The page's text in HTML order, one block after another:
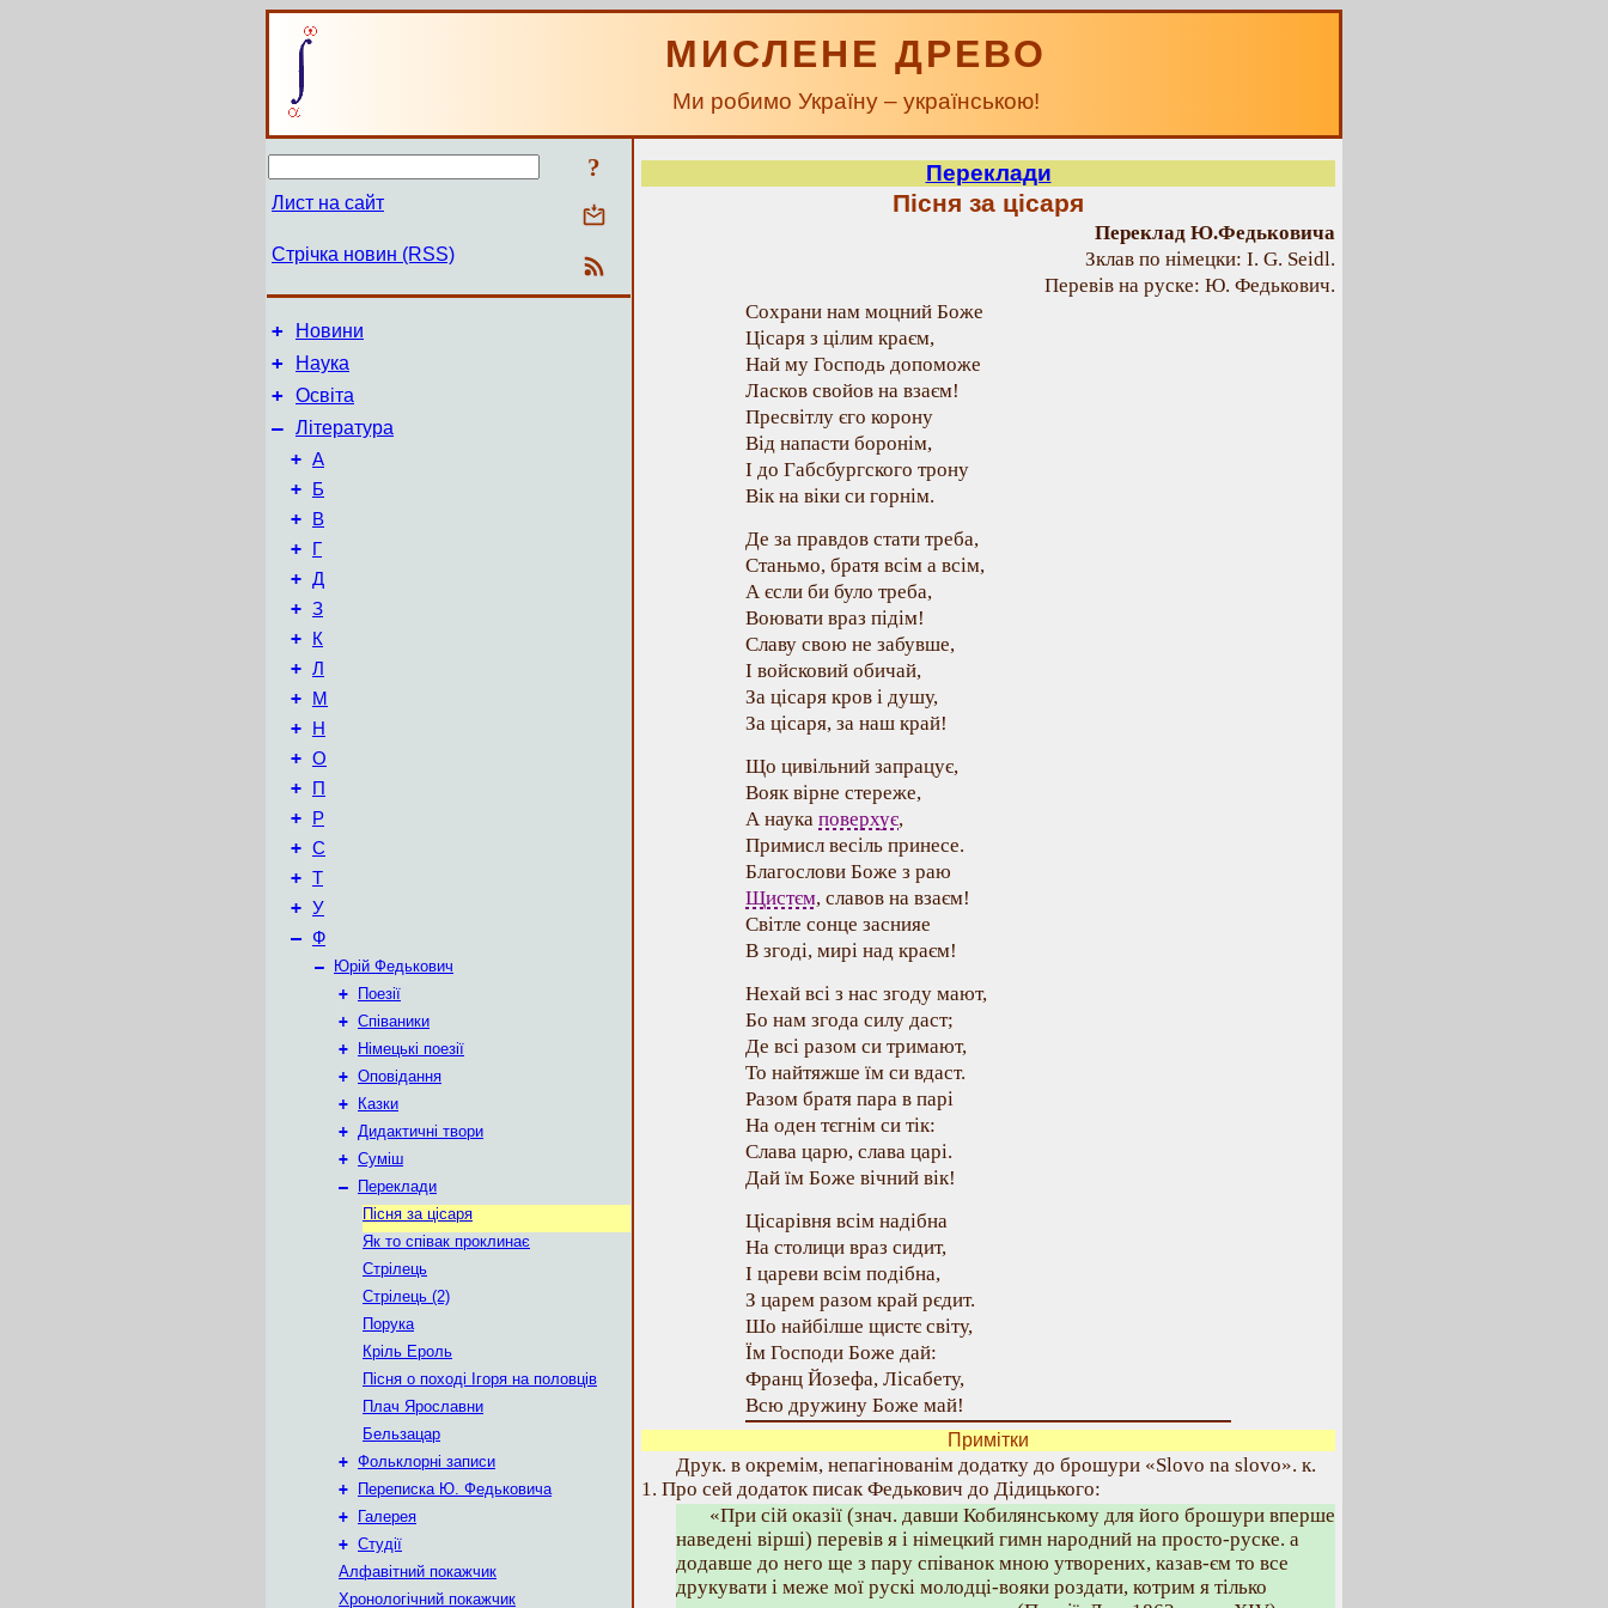
МИСЛЕНЕ ДРЕВО
Ми робимо Україну – українською!
?
Лист на сайт
Стрічка новин (RSS)
+ Новини
+ Наука
+ Освіта
– Література
+ А
+ Б
+ В
+ Г
+ Д
+ З
+ К
+ Л
+ М
+ Н
+ О
+ П
+ Р
+ С
+ Т
+ У
– Ф
–
Юрій Федькович
+
Поезії
+ Співаники
+
Німецькі поезії
+ Оповідання
+
Казки
+ Дидактичні твори
+ Суміш
–
Переклади
Пісня за цісаря
Як то співак проклинає
Стрілець
Стрілець (2)
Порука
Кріль Ероль
Пісня о поході Ігоря на половців
Плач Ярославни
Бельзацар
+ Фольклорні записи
+
Переписка Ю. Федьковича
+
Галерея
+ Студії
Алфавітний покажчик
Хронологічний покажчик
Переклади
Пісня за цісаря
Переклад Ю.Федьковича
Зклав по німецки: І. G. Seidl.
Перевів на руске: Ю. Федькович.
Сохрани нам моцний Боже
Цісаря з цілим краєм,
Най му Господь допоможе
Ласков свойов на взаєм!
Пресвітлу єго корону
Від напасти боронім,
І до Габсбургского трону
Вік на віки си горнім.
Де за правдов стати треба,
Станьмо, братя всім а всім,
А єсли би було треба,
Воювати враз підім!
Славу свою не забувше,
І войсковий обичай,
За цісаря кров і душу,
За цісаря, за наш край!
Що цивільний запрацує,
Вояк вірне стереже,
А наука поверхує,
Примисл весіль принесе.
Благослови Боже з раю
Щистєм, славов на взаєм!
Світле сонце заснияе
В згоді, мирі над краєм!
Нехай всі з нас згоду мают,
Бо нам згода силу даст;
Де всі разом си тримают,
То найтяжше їм си вдаст.
Разом братя пара в парі
На оден тєгнім си тік:
Слава царю, слава царі.
Дай їм Боже вічний вік!
Цісарівня всім надібна
На столици враз сидит,
І цареви всім подібна,
З царем разом край рєдит.
Шо найбілше щистє світу,
Їм Господи Боже дай:
Франц Йозефа, Лісабету,
Всю дружину Боже май!
Примітки
Друк. в окремім, непагінованім додатку до брошури «Slovo na slovo». к.
1. Про сей додаток писак Федькович до Дідицького:
«При сій оказії (знач. давши Кобилянському для його брошури вперше
наведені вірші) перевів я і німецкий гимн народний на просто-руске. а
додавше до него ще з пару співанок мною утворених, казав-єм то все
друкувати і меже мої рускі молодці-вояки роздати, котрим я тілько